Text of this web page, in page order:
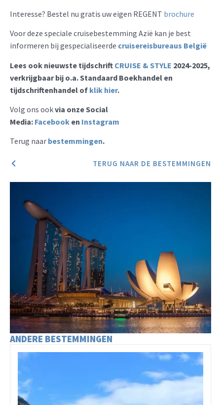
Interesse? Bestel nu gratis uw eigen REGENT brochure
Voor deze speciale cruisebestemming Azië kan je best
informeren bij gespecialiseerde cruisereisbureaus België
Lees ook nieuwste tijdschrift CRUISE & STYLE 2024-2025,
verkrijgbaar bij o.a. Standaard Boekhandel en
tijdschriftenhandel of klik hier.
Volg ons ookvia onze Social
Media: Facebook en Instagram
Terug naar bestemmingen.
TERUG NAAR DE BESTEMMINGEN
ANDERE BESTEMMINGEN